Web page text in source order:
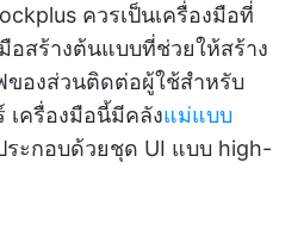
ควรเป็นเครื่องมือที่
อสร้างต้นแบบที่ช่วยให้สร้าง
องส่วนติดต่อผู้ใช้สำหรับ
ครื่องมือนี้มีคลังแม่แบบ
ระกอบด้วยชุด UI แบบ high-